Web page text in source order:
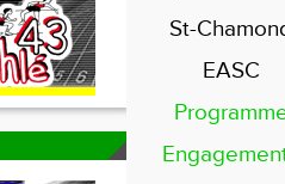
St-
EASC